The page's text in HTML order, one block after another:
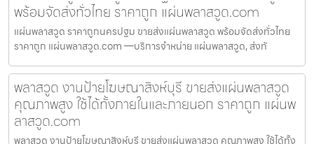
พร้อมจัดส่งทั่วไทย ราคาถูก แผ่นพลาสวูด.com
แผ่นพลาสวูด ราคาถูกนครปฐม ขายส่งแผ่นพลาสวูด พร้อมจัดส่งทั่วไทย
ราคาถูก แผ่นพลาสวูด.com —บริการจำหน่าย แผ่นพลาสวูด, ส่งทั
พลาสวูด งานป้ายโฆษณาสิงห์บุรี ขายส่งแผ่นพลาสวูด
คุณภาพสูง ใช้ได้ทั้งภายในและภายนอก ราคาถูก แผ่นพ
ลาสวูด.com
พลาสวูด งานป้ายโฆษณาสิงห์บุรี ขายส่งแผ่นพลาสวูด คุณภาพสูง ใช้ได้ทั้ง